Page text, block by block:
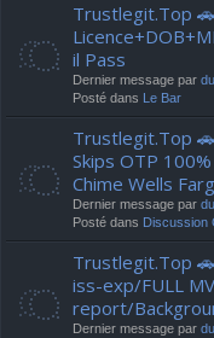
Trustlegit.Top
il Pass
Dernier message par
Posté dans
Le Bar
Trustlegit.Top
Skips OTP
Chime Wells
Dernier message par
Posté dans Discussion
Trustlegit.Top
iss-exp/FULL
report/
Dernier message par